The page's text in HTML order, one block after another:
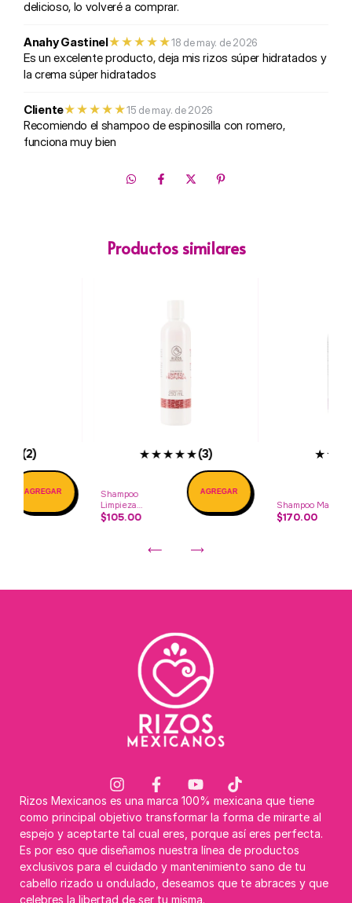
Productos similares
(2) ★★★★★(3)
Shampoo
Limpieza
profunda
$105.00
Shampoo Malva
$170.00
Rizos Mexicanos es una marca 100% mexicana que tiene
como principal objetivo transformar la forma de mirarte al
espejo y aceptarte tal cual eres, porque así eres perfecta.
Es por eso que diseñamos nuestra línea de productos
exclusivos para el cuidado y mantenimiento sano de tu
cabello rizado u ondulado, deseamos que te abraces y que
celebres la libertad de ser tu misma.